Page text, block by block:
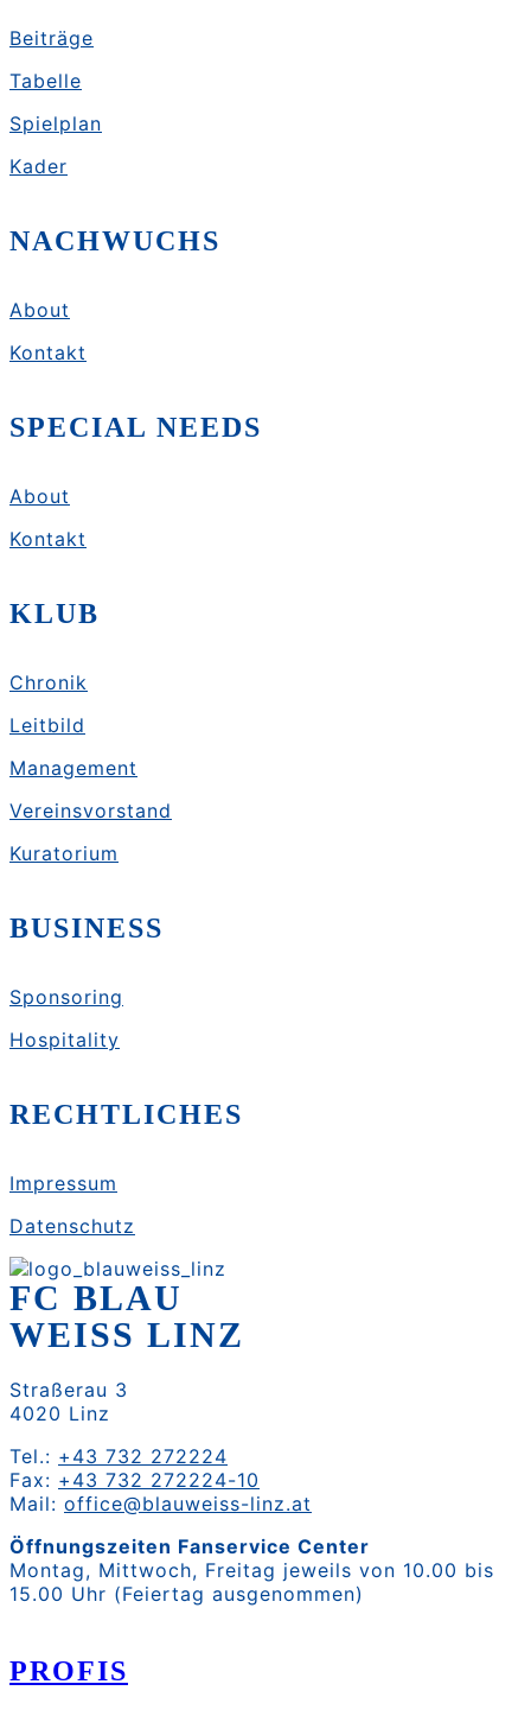
Beiträge
Tabelle
Spielplan
Kader
NACHWUCHS
About
Kontakt
SPECIAL NEEDS
About
Kontakt
KLUB
Chronik
Leitbild
Management
Vereinsvorstand
Kuratorium
BUSINESS
Sponsoring
Hospitality
RECHTLICHES
Impressum
Datenschutz
FC BLAU
WEISS LINZ
Straßerau 3
4020 Linz
Tel.: +43 732 272224
Fax: +43 732 272224-10
Mail: office@blauweiss-linz.at
Öffnungszeiten Fanservice Center
Montag, Mittwoch, Freitag jeweils von 10.00 bis
15.00 Uhr (Feiertag ausgenommen)
PROFIS